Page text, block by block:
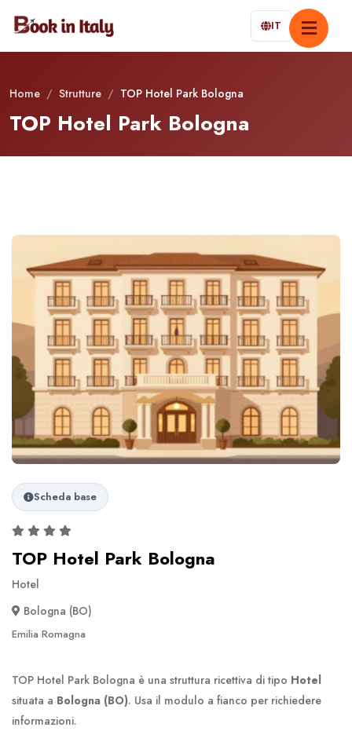
IT
Home / Strutture / TOP Hotel Park Bologna
TOP Hotel Park Bologna
Scheda base
TOP Hotel Park Bologna
Hotel
Bologna (BO)
Emilia Romagna
TOP Hotel Park Bologna è una struttura ricettiva di tipo Hotel
situata a Bologna (BO). Usa il modulo a fianco per richiedere
informazioni.